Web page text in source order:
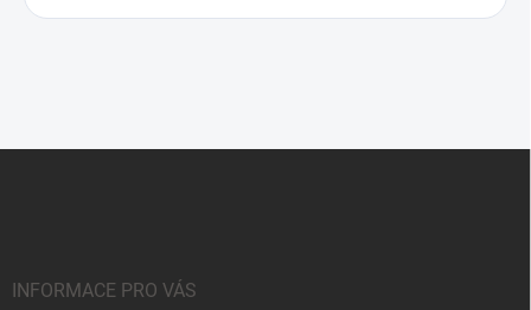
INFORMACE PRO VÁS